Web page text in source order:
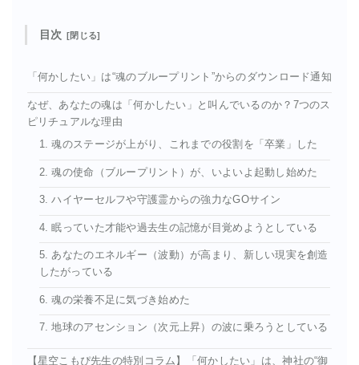
目次
「何かしたい」は“魂のブループリント”からのダウンロード通知
なぜ、あなたの魂は「何かしたい」と叫んでいるのか？7つのス
ピリチュアルな理由
1. 魂のステージが上がり、これまでの役割を「卒業」した
2. 魂の使命（ブループリント）が、いよいよ起動し始めた
3. ハイヤーセルフや守護霊からの強力なGOサイン
4. 眠っていた才能や過去生の記憶が目覚めようとしている
5. あなたのエネルギー（波動）が高まり、新しい現実を創造
したがっている
6. 魂の栄養不足に気づき始めた
7. 地球のアセンション（次元上昇）の波に乗ろうとしている
【星空こもぴ先生の特別コラム】「何かしたい」は、神社の“御